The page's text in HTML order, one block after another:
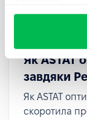
Як ASTAT
завдяки
Як ASTAT
скоротила